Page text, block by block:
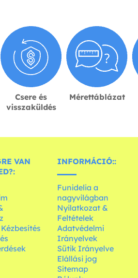
Csere és
visszaküldés
Mérettáblázat
VAN
INFORMÁCIÓ::
Funidelia a
nagyvilágban
Nyilatkozat &
Feltételek
Adatvédelmi
Irányelvek
Sütik Irányelve
Elállási jog
Sitemap